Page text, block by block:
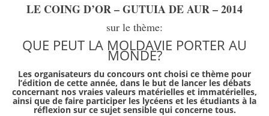
LE COING D’OR – GUTUIA DE AUR – 2014
sur le thème:
QUE PEUT LA MOLDAVIE PORTER AU
MONDE?
Les organisateurs du concours ont choisi ce thème pour
l’édition de cette année, dans le but de lancer les débats
concernant nos vraies valeurs matérielles et immatérielles,
ainsi que de faire participer les lycéens et les étudiants à la
réflexion sur ce sujet sensible qui concerne tous.